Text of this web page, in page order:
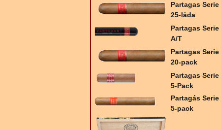
Partagas Serie
25-låda
Partagas Serie
A/T
Partagas Serie
20-pack
Partagas Serie
5-Pack
Partagás Serie
5-pack